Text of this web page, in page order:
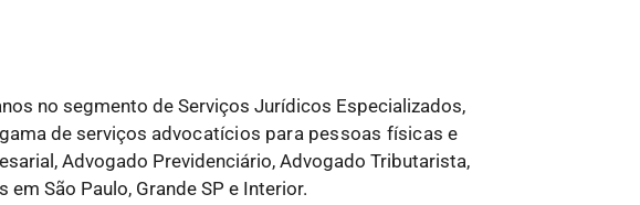
no segmento de Serviços Jurídicos Especializados,
de serviços advocatícios para pessoas físicas e
Advogado Previdenciário, Advogado Tributarista,
São Paulo, Grande SP e Interior.